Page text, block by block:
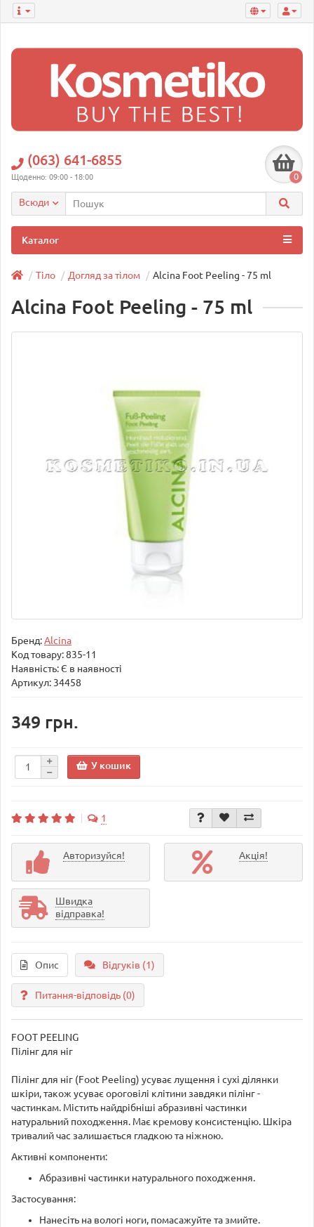
(063) 641-6855
Щоденно: 09:00 - 18:00 0
Всюди
Каталог
Тіло Догляд за тілом Alcina Foot Peeling - 75 ml
Alcina Foot Peeling - 75 ml
Бренд:Alcina
Код товару:835-11
Наявність: Є в наявності
Артикул: 34458
349 грн.
У кошик
1
Авторизуйся! Акція!
Швидка
відправка!
Опис Відгуків (1)
Питання-відповідь (0)
FOOT PEELING
Пілінг для ніг
Пілінг для ніг (Foot Peeling) усуває лущення і сухі ділянки
шкіри, також усуває ороговілі клітини завдяки пілінг -
частинкам. Містить найдрібніші абразивні частинки
натуральний походження. Має кремову консистенцію. Шкіра
тривалий час залишається гладкою та ніжною.
Активні компоненти:
Абразивні частинки натурального походження.
Застосування:
Нанесіть на вологі ноги, помасажуйте та змийте.